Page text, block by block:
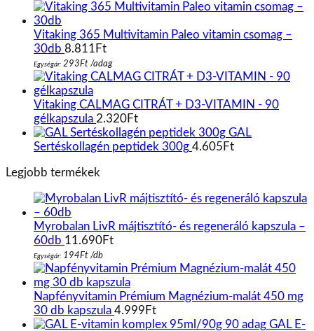
Vitaking 365 Multivitamin Paleo vitamin csomag –
30db 8.811 Ft
Egységár: 293Ft /adag
Vitaking CALMAG CITRÁT + D3-VITAMIN - 90
gélkapszula 2.320Ft
GAL
Sertéskollagén peptidek 300g 4.605 Ft
Legjobb termékek
Myrobalan LivR májtisztító- és regeneráló kapszula –
60db 11.690Ft
Egységár: 194Ft /db
Napfényvitamin Prémium Magnézium-malát 450 mg
30 db kapszula 4.999 Ft
GAL E-